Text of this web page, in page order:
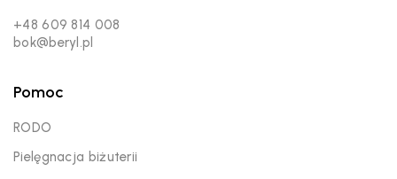
+48 609 814 008
bok@beryl.pl
Pomoc
RODO
Pielęgnacja biżuterii